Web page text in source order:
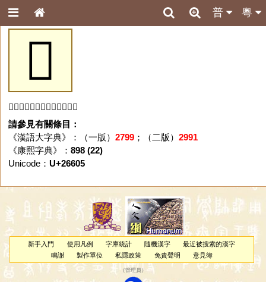
粵
普
𦘅
「𦘅」字未收錄於本資料庫。
請參見有關條目：
《漢語大字典》：（一版） 2799；（二版） 2991
《康熙字典》： 898 (22)
Unicode： U+26605
新手入門 使用凡例 字庫統計 隨機漢字
最近被搜索的漢字
鳴謝
製作單位 私隱政策 免責聲明 意見簿
（管理員 ）